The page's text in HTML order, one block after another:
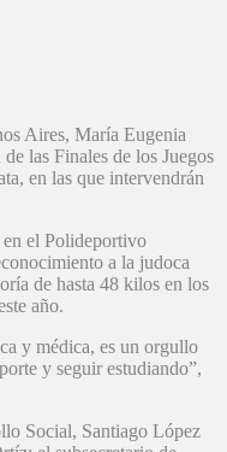
Aires, María Eugenia
las Finales de los Juegos
en las que intervendrán
el Polideportivo
a la judoca
de hasta 48 kilos en los
año.
y médica, es un orgullo
y seguir estudiando”,
Social, Santiago López